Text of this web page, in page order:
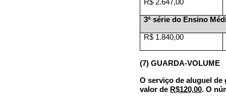
R$ 2.647,00
3ª série do Ensino
R$ 1.840,00
(7) GUARDA-VOLUME
O serviço de aluguel de
valor de R$120,00. O